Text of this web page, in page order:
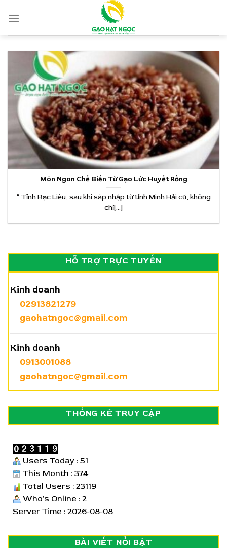
Món Ngon Chế Biến Từ Gạo Lức Huyết Rồng
“ Tỉnh Bạc Liêu, sau khi sáp nhập từ tỉnh Minh Hải cũ, không
chỉ[...]
HỖ TRỢ TRỰC TUYẾN
Kinh doanh
02913821279
gaohatngoc@gmail.com
Kinh doanh
0913001088
gaohatngoc@gmail.com
THỐNG KÊ TRUY CẬP
Users Today : 51
This Month : 374
Total Users : 23119
Who's Online : 2
Server Time : 2026-08-08
BÀI VIẾT NỔI BẬT